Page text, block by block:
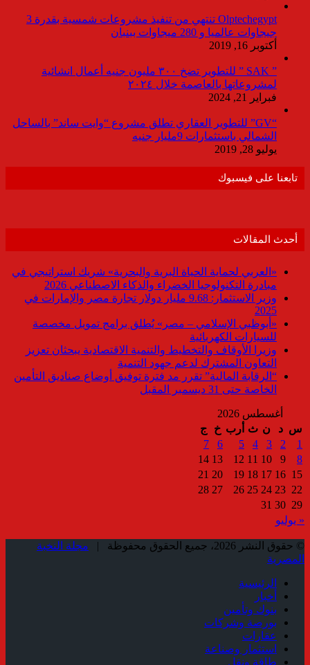
Olptechegypt تنتهي من تنفيذ مشروعات شمسية بقدرة 3
جيجاوات عالميا و 280 ميجاوات ببنبان
أكتوبر 16, 2019
” SAK ” للتطوير تضخ ٣٠٠ مليون جنيه أعمال انشائية
لمشروعاتها بالعاصمة خلال ٢٠٢٤
فبراير 21, 2024
“GV” للتطوير العقاري تطلق مشروع “وايت ساند” بالساحل
الشمالي باستثمارات 9مليار جنيه
يوليو 28, 2019
تابعنا على فيسبوك
أحدث المقالات
«العربي لحماية الحياة البرية والبحرية» شريك استراتيجي في
مبادرة التكنولوجيا الخضراء والذكاء الاصطناعي 2026
وزير الاستثمار: 9.68 مليار دولار تجارة مصر والإمارات في
2025
«أبوظبي الإسلامي – مصر» يُطلق برامج تمويل مخصصة
للسيارات الكهربائية
وزيرا الأوقاف والتخطيط والتنمية الاقتصادية يبحثان تعزيز
التعاون المشترك لدعم جهود التنمية
“الرقابة المالية” تقرر مد فترة توفيق أوضاع صناديق التأمين
الخاصة حتى 31 ديسمبر المقبل
أغسطس 2026
س د ن ث أرب خ
ج
1
2
3
4
5
6
7
8
9
10
11
12
13
14
15
16
17
18
19
20
21
22
23
24
25
26
27
28
29
30
31
« يوليو
© حقوق النشر 2026، جميع الحقوق محفوظة |
مجلة النخبة
المصرية
الرئيسية
أخبار
بنوك وتأمين
بورصة وشركات
عقارات
استثمار وصناعة
طاقة ونقل